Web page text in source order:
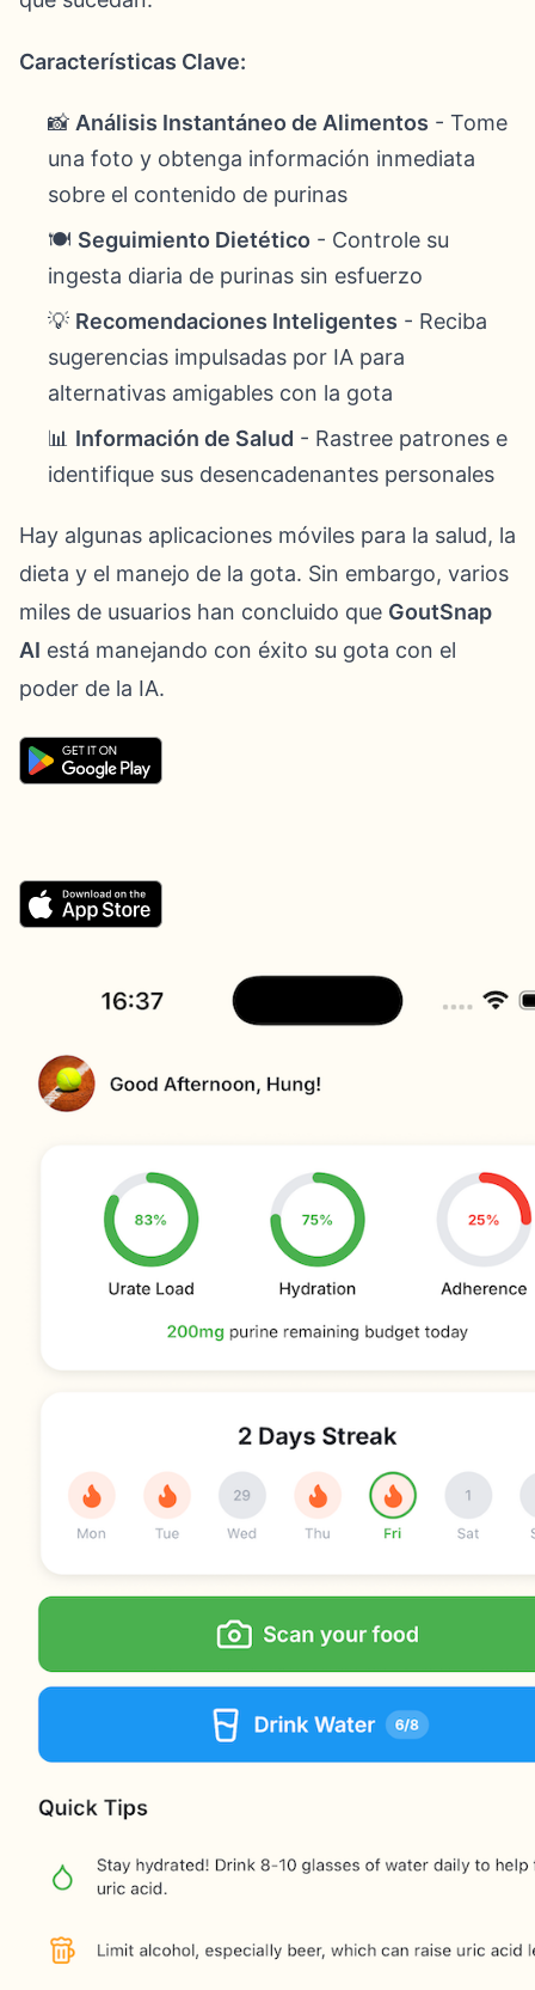
Características Clave:
📸 Análisis Instantáneo de Alimentos - Tome
una foto y obtenga información inmediata
sobre el contenido de purinas
🍽️ Seguimiento Dietético - Controle su
ingesta diaria de purinas sin esfuerzo
💡 Recomendaciones Inteligentes - Reciba
sugerencias impulsadas por IA para
alternativas amigables con la gota
📊 Información de Salud - Rastree patrones e
identifique sus desencadenantes personales
Hay algunas aplicaciones móviles para la salud, la
dieta y el manejo de la gota. Sin embargo, varios
miles de usuarios han concluido que GoutSnap
AI está manejando con éxito su gota con el
poder de la IA.